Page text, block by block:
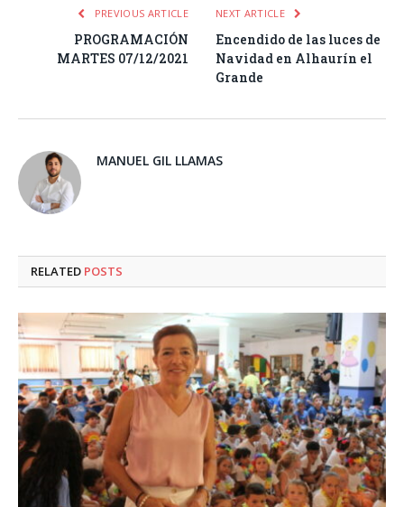
PREVIOUS ARTICLE
PROGRAMACIÓN
MARTES 07/12/2021
NEXT ARTICLE
Encendido de las luces de
Navidad en Alhaurín el
Grande
MANUEL GIL LLAMAS
RELATED POSTS